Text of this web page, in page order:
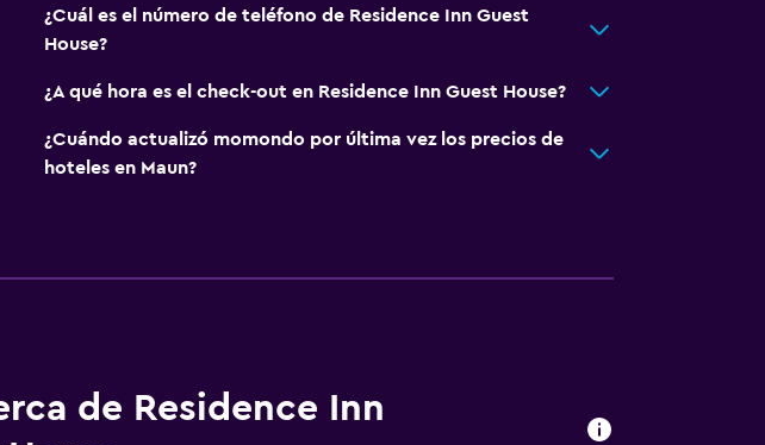
¿Cuál es el número de teléfono de Residence Inn Guest
House?
¿A qué hora es el check-out en Residence Inn Guest House?
¿Cuándo actualizó momondo por última vez los precios de
hoteles en Maun?
de Residence Inn